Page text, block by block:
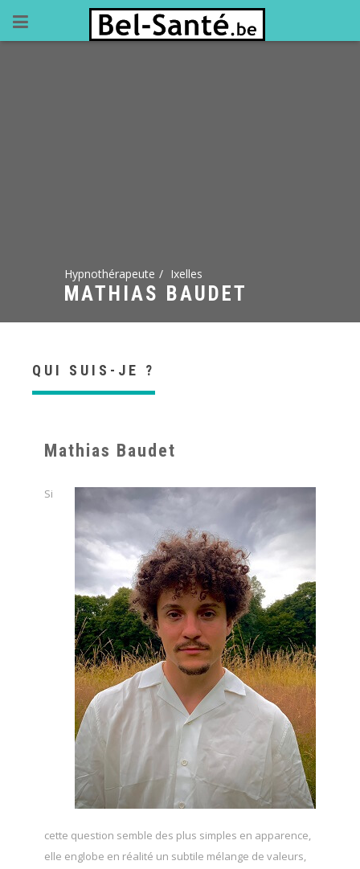
Hypnothérapeute Ixelles
MATHIAS BAUDET
QUI SUIS-JE ?
Mathias Baudet
Si
cette question semble des plus simples en apparence,
elle englobe en réalité un subtile mélange de valeurs,